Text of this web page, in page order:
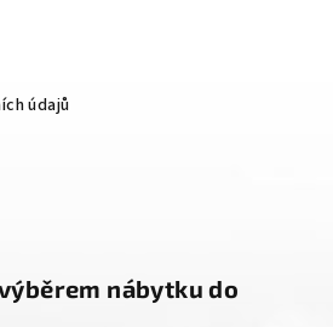
údajů
nábytku do